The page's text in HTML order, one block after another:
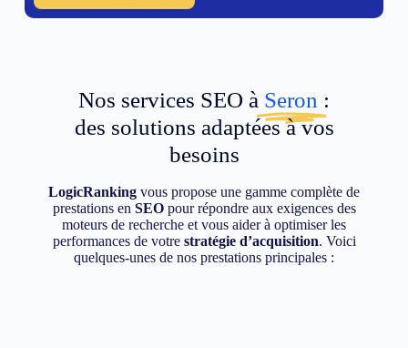
Nos services SEO à Seron :
des solutions adaptées à vos
besoins
LogicRanking vous propose une gamme complète de
prestations en SEOpour répondre aux exigences des
moteurs de recherche et vous aider à optimiser les
performances de votre stratégie d’acquisition. Voici
quelques-unes de nos prestations principales :